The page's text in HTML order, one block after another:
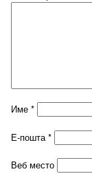
Име *
Е-пошта *
Веб место